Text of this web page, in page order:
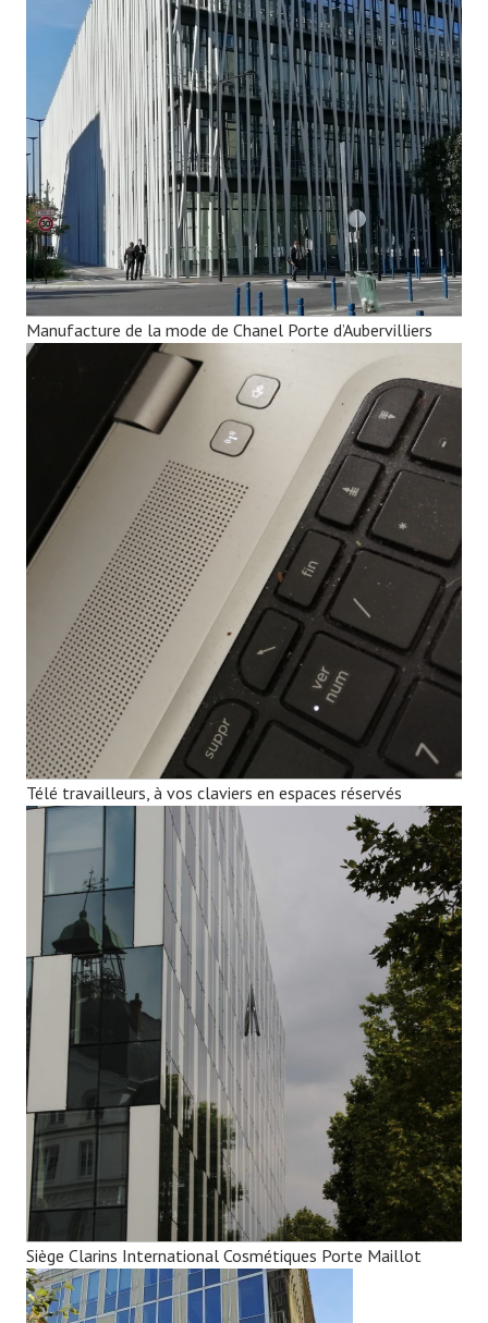
Manufacture de la mode de Chanel Porte d’Aubervilliers
Télé travailleurs, à vos claviers en espaces réservés
Siège Clarins International Cosmétiques Porte Maillot